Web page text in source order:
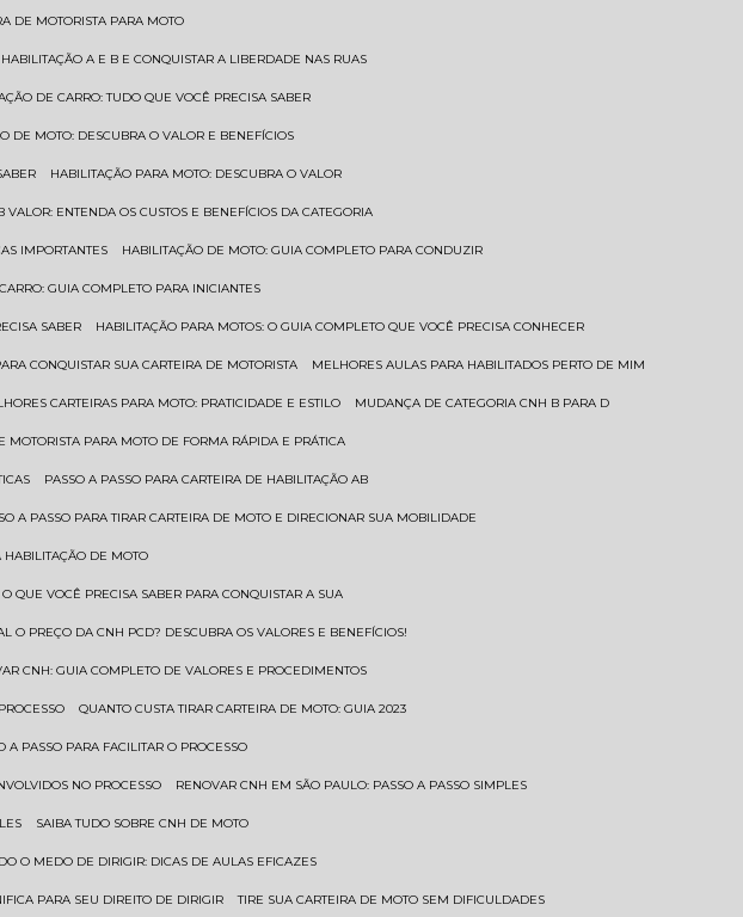
DE MOTORISTA PARA MOTO
HABILITAÇÃO A E B E CONQUISTAR A LIBERDADE NAS RUAS
DE CARRO: TUDO QUE VOCÊ PRECISA SABER
DE MOTO: DESCUBRA O VALOR E BENEFÍCIOS
HABILITAÇÃO PARA MOTO: DESCUBRA O VALOR
VALOR: ENTENDA OS CUSTOS E BENEFÍCIOS DA CATEGORIA
IMPORTANTES HABILITAÇÃO DE MOTO: GUIA COMPLETO PARA CONDUZIR
CARRO: GUIA COMPLETO PARA INICIANTES
SABER HABILITAÇÃO PARA MOTOS: O GUIA COMPLETO QUE VOCÊ PRECISA CONHECER
CONQUISTAR SUA CARTEIRA DE MOTORISTA MELHORES AULAS PARA HABILITADOS PERTO DE MIM
CARTEIRAS PARA MOTO: PRATICIDADE E ESTILO MUDANÇA DE CATEGORIA CNH B PARA D
MOTORISTA PARA MOTO DE FORMA RÁPIDA E PRÁTICA
PASSO A PASSO PARA CARTEIRA DE HABILITAÇÃO AB
A PASSO PARA TIRAR CARTEIRA DE MOTO E DIRECIONAR SUA MOBILIDADE
HABILITAÇÃO DE MOTO
QUE VOCÊ PRECISA SABER PARA CONQUISTAR A SUA
O PREÇO DA CNH PCD? DESCUBRA OS VALORES E BENEFÍCIOS!
CNH: GUIA COMPLETO DE VALORES E PROCEDIMENTOS
QUANTO CUSTA TIRAR CARTEIRA DE MOTO: GUIA 2023
A PASSO PARA FACILITAR O PROCESSO
NO PROCESSO RENOVAR CNH EM SÃO PAULO: PASSO A PASSO SIMPLES
SAIBA TUDO SOBRE CNH DE MOTO
O MEDO DE DIRIGIR: DICAS DE AULAS EFICAZES
PARA SEU DIREITO DE DIRIGIR TIRE SUA CARTEIRA DE MOTO SEM DIFICULDADES